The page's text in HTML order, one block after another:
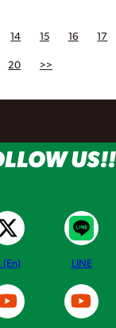
14 15 16 17
20 >>
US!!
(En) LINE